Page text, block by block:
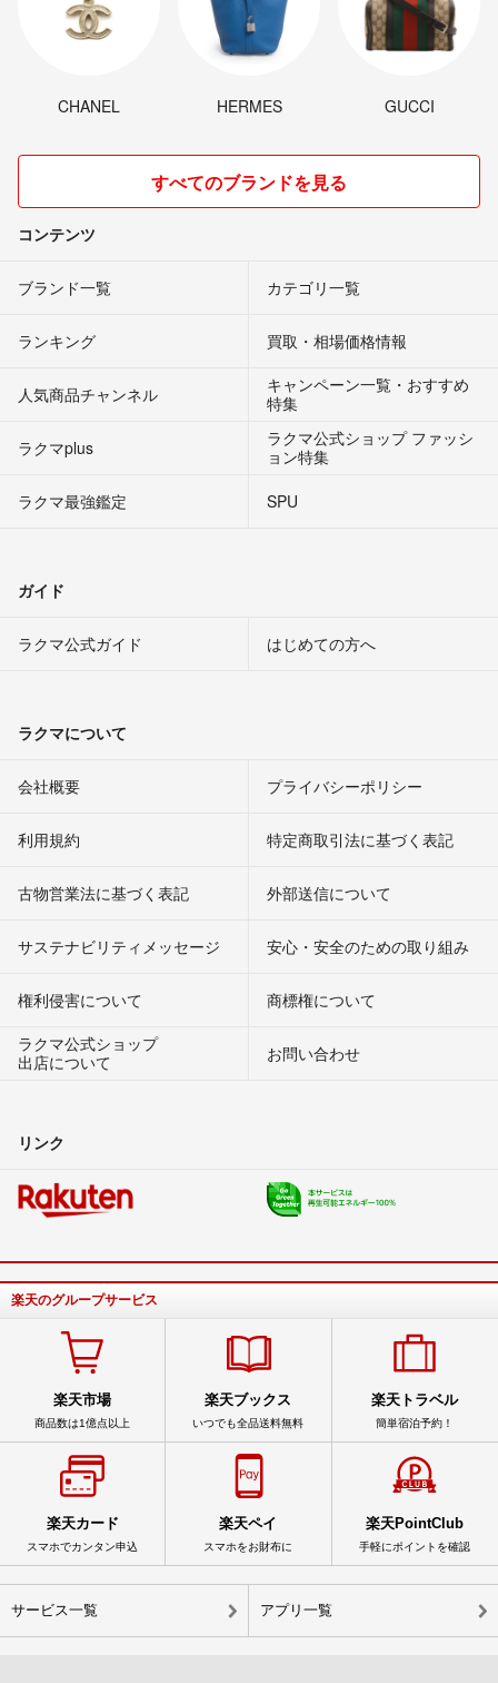
CHANEL HERMES GUCCI
すべてのブランドを見る
コンテンツ
ブランド一覧 カテゴリ一覧
ランキング 買取・相場価格情報
人気商品チャンネル
キャンペーン一覧・おすすめ
特集
ラクマplus
ラクマ公式ショップ ファッシ
ョン特集
ラクマ最強鑑定
SPU
ガイド
ラクマ公式ガイド はじめての方へ
ラクマについて
会社概要 プライバシーポリシー
利用規約 特定商取引法に基づく表記
古物営業法に基づく表記 外部送信について
サステナビリティメッセージ 安心・安全のための取り組み
権利侵害について
商標権について
ラクマ公式ショップ
出店について
お問い合わせ
リンク
楽天のグループサービス
楽天市場
商品数は1億点以上
楽天ブックス
いつでも全品送料無料
楽天トラベル
簡単宿泊予約！
楽天カード
スマホでカンタン申込
楽天ペイ
スマホをお財布に
楽天PointClub
手軽にポイントを確認
サービス一覧 アプリ一覧